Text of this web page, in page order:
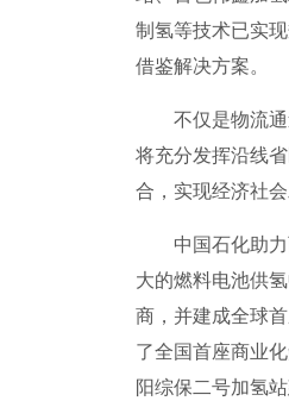
制氢等技术已实
借鉴解决方案。
不仅是物流通道
将充分发挥沿线
合，实现经济社
中国石化助力西
大的燃料电池供
商，并建成全球
了全国首座商业
阳综保二号加氢